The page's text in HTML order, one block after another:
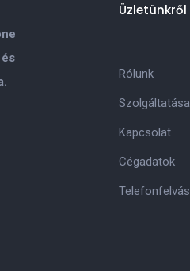
Üzletünkről
Rólunk
Kapcsolat
Cégadatok